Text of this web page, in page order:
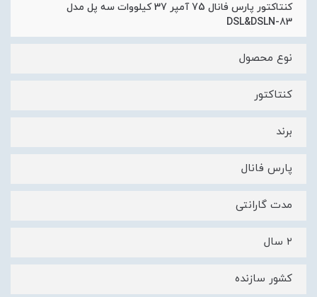
کنتاکتور پارس فانال 75 آمپر 37 کیلووات سه پل مدل
DSL&DSLN-83
نوع محصول
کنتاکتور
برند
پارس فانال
مدت گارانتی
۲ سال
کشور سازنده